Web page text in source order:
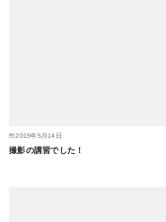
2019年5月14日
撮影の講習でした！